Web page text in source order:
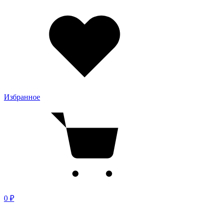
Избранное
0 ₽